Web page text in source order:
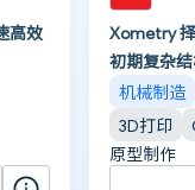
高效
Xometry
初期复杂
机械制造
3D打印
原型制作